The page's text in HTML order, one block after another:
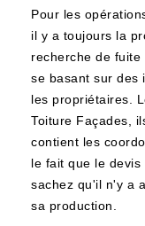
Pour les
il y a toujours la
recherche de
se basant sur des
les propriétaires.
Toiture Façades,
contient les
le fait que le devis
sachez qu'il n'y a
sa production.